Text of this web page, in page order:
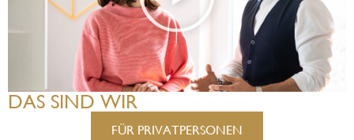
DAS SIND WIR
FÜR PRIVATPERSONEN